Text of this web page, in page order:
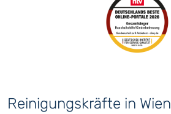
Reinigungskräfte in Wien